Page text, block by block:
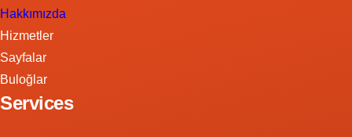
Hakkımızda
Hizmetler
Sayfalar
Buloğlar
Services